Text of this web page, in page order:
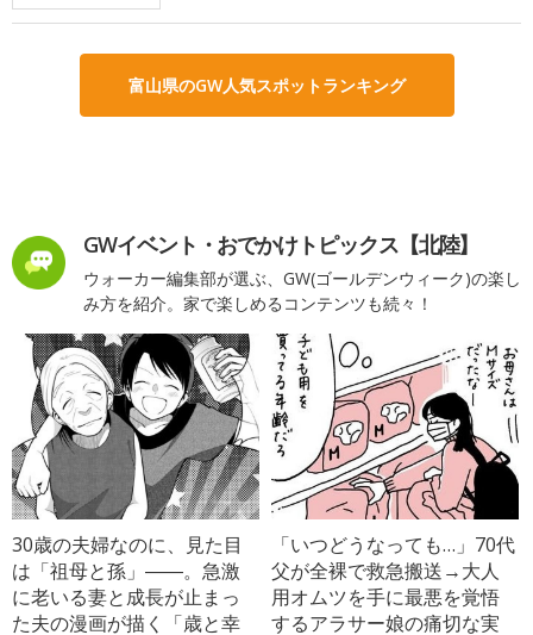
富山県のGW人気スポットランキング
GWイベント・おでかけトピックス【北陸】
ウォーカー編集部が選ぶ、GW(ゴールデンウィーク)の楽し
み方を紹介。家で楽しめるコンテンツも続々！
30歳の夫婦なのに、見た目
は「祖母と孫」――。急激
に老いる妻と成長が止まっ
た夫の漫画が描く「歳と幸
「いつどうなっても…」70代
父が全裸で救急搬送→大人
用オムツを手に最悪を覚悟
するアラサー娘の痛切な実